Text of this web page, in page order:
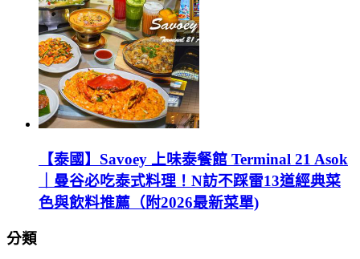
【泰國】Savoey 上味泰餐館 Terminal 21 Asok
｜曼谷必吃泰式料理！N訪不踩雷13道經典菜
色與飲料推薦（附2026最新菜單)
分類